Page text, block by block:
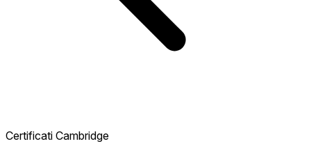
Certificati Cambridge